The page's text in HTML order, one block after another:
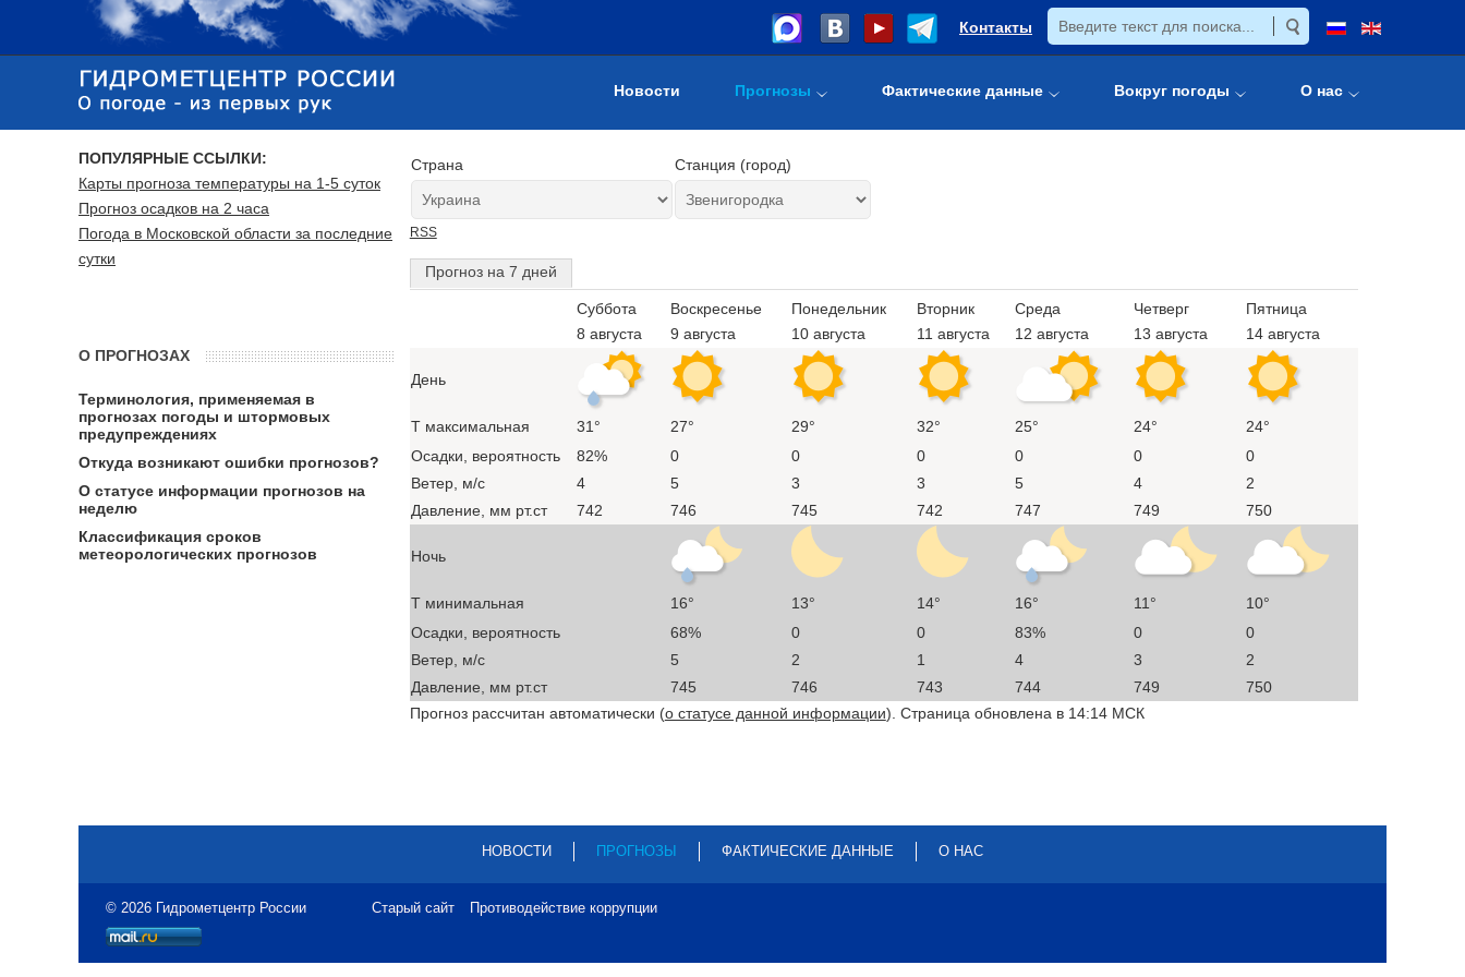
Контакты
Новости Прогнозы Фактические данные Вокруг погоды О нас
Страна Станция (город)
RSS
Прогноз на 7 дней
Суббота
8 августа
Воскресенье
9 августа
Понедельник
10 августа
Вторник
11 августа
Среда
12 августа
Четверг
13 августа
Пятница
14 августа
День
T максимальная 31° 27° 29° 32° 25° 24°
24°
Осадки, вероятность
82% 0 0 0 0 0
0
Ветер, м/с
4 5 3 3 5 4
2
Давление, мм рт.ст
742 746 745 742 747 749 750
Ночь
T минимальная 16° 13° 14° 16° 11°
10°
Осадки, вероятность
68% 0 0 83% 0
0
Ветер, м/с
5 2 1 4 3
2
Давление, мм рт.ст
745 746 743 744 749
750
Прогноз рассчитан автоматически (о статусе данной информации). Страница обновлена в 14:14 МСК
ПОПУЛЯРНЫЕ ССЫЛКИ:
Карты прогноза температуры на 1-5 суток
Прогноз осадков на 2 часа
Погода в Московской области за последние
сутки
О ПРОГНОЗАХ
Терминология, применяемая в
прогнозах погоды и штормовых
предупреждениях
Откуда возникают ошибки прогнозов?
О статусе информации прогнозов на
неделю
Классификация сроков
метеорологических прогнозов
НОВОСТИ ПРОГНОЗЫ ФАКТИЧЕСКИЕ ДАННЫЕ О НАС
© 2026 Гидрометцентр России Старый сайт Противодействие коррупции